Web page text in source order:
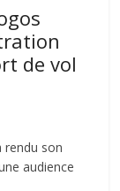
de vol
rendu son
audience